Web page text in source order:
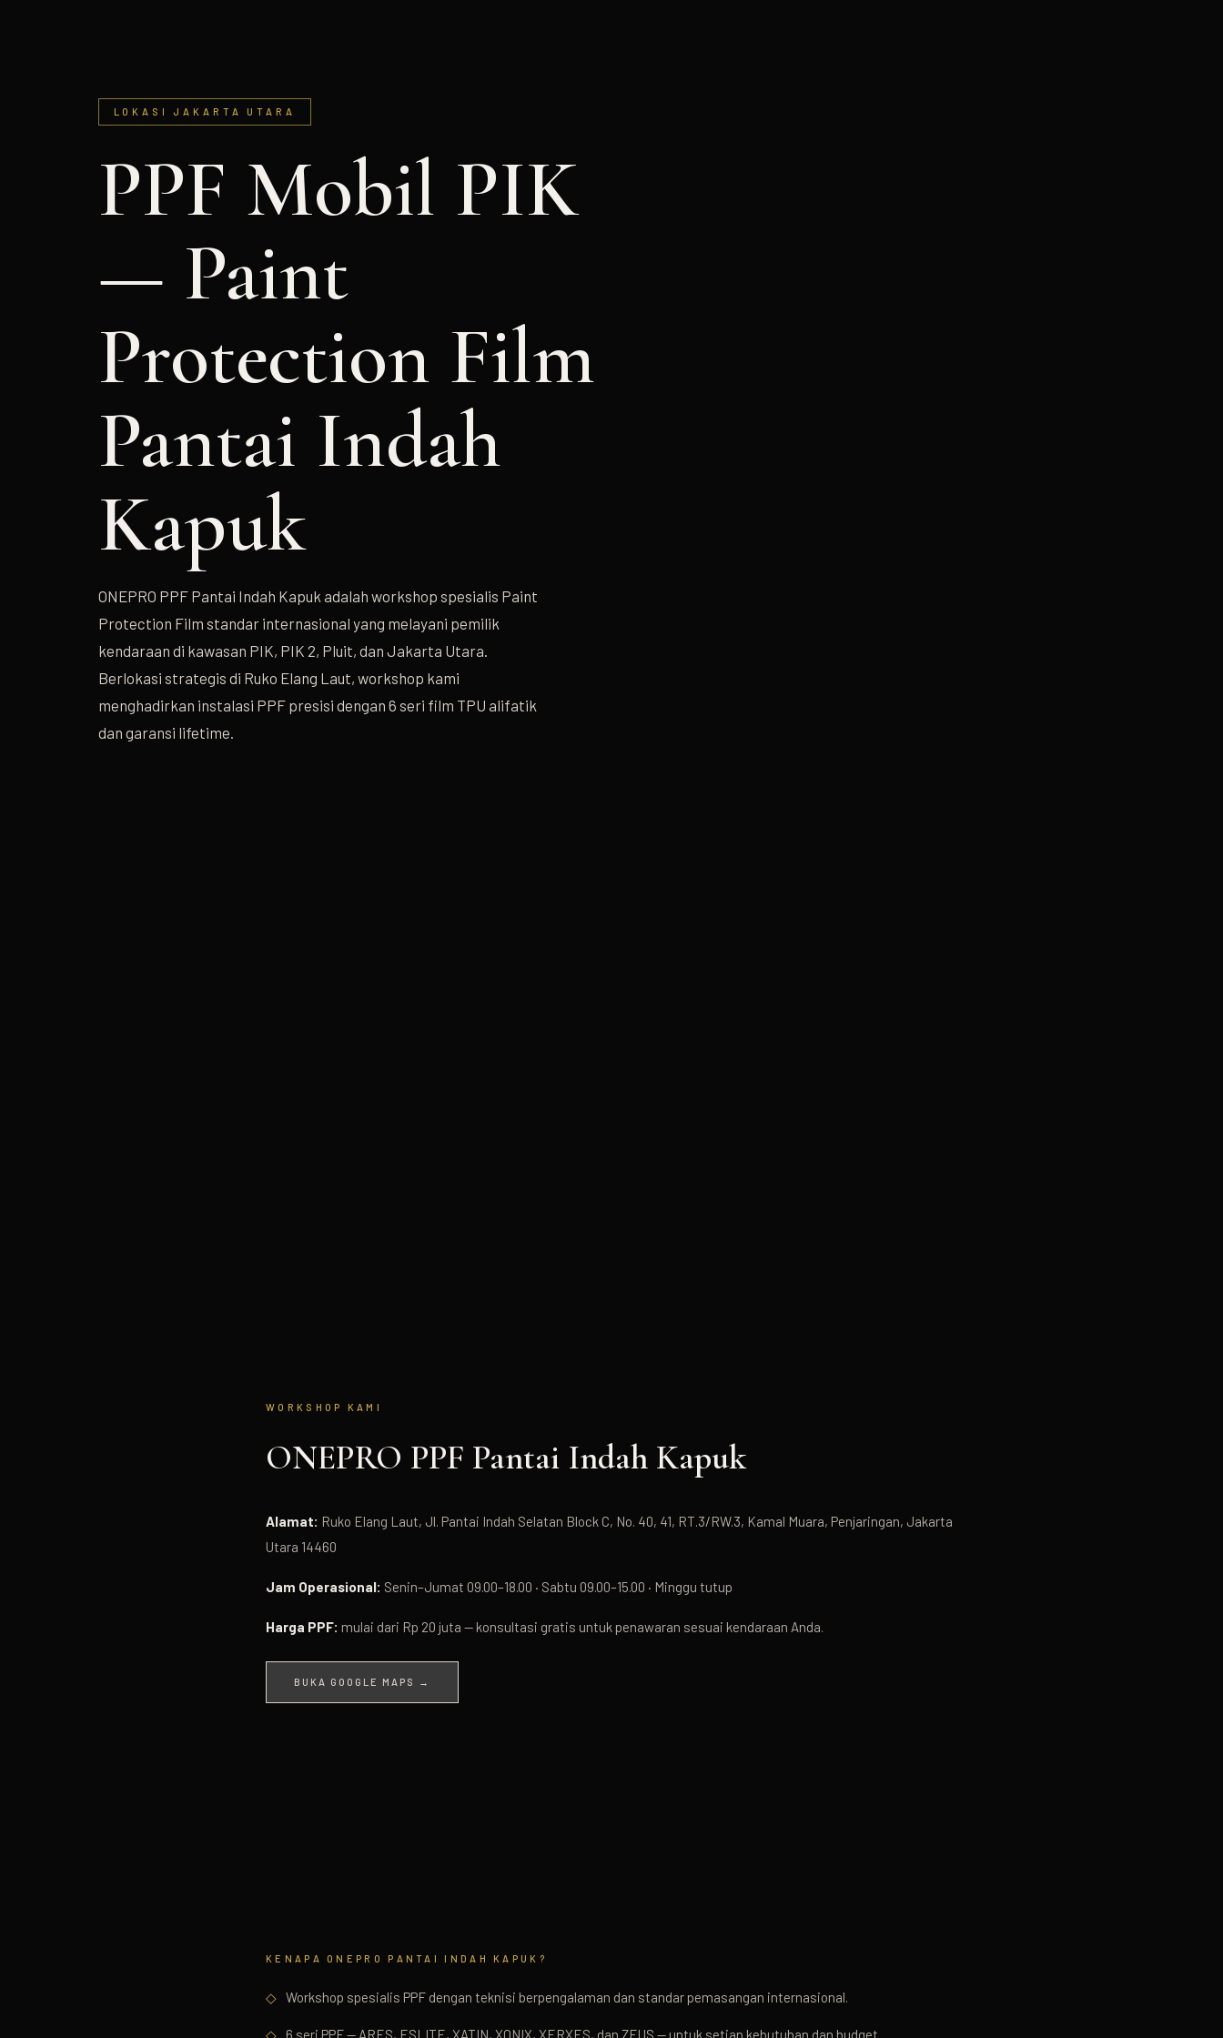
LOKASI JAKARTA UTARA
PPF Mobil PIK
— Paint
Protection Film
Pantai Indah
Kapuk
ONEPRO PPF Pantai Indah Kapuk adalah workshop spesialis Paint
Protection Film standar internasional yang melayani pemilik
kendaraan di kawasan PIK, PIK 2, Pluit, dan Jakarta Utara.
Berlokasi strategis di Ruko Elang Laut, workshop kami
menghadirkan instalasi PPF presisi dengan 6 seri film TPU alifatik
dan garansi lifetime.
WORKSHOP KAMI
ONEPRO PPF Pantai Indah Kapuk
Alamat: Ruko Elang Laut, Jl. Pantai Indah Selatan Block C, No. 40, 41, RT.3/RW.3, Kamal Muara, Penjaringan, Jakarta
Utara 14460
Jam Operasional: Senin–Jumat 09.00–18.00 · Sabtu 09.00–15.00 · Minggu tutup
Harga PPF: mulai dari Rp 20 juta — konsultasi gratis untuk penawaran sesuai kendaraan Anda.
BUKA GOOGLE MAPS →
KENAPA ONEPROPANTAI INDAH KAPUK ?
◇ Workshop spesialis PPF dengan teknisi berpengalaman dan standar pemasangan internasional.
◇ 6 seri PPF — ARES, ESLITE, XATIN, XONIX, XERXES, dan ZEUS — untuk setiap kebutuhan dan budget.